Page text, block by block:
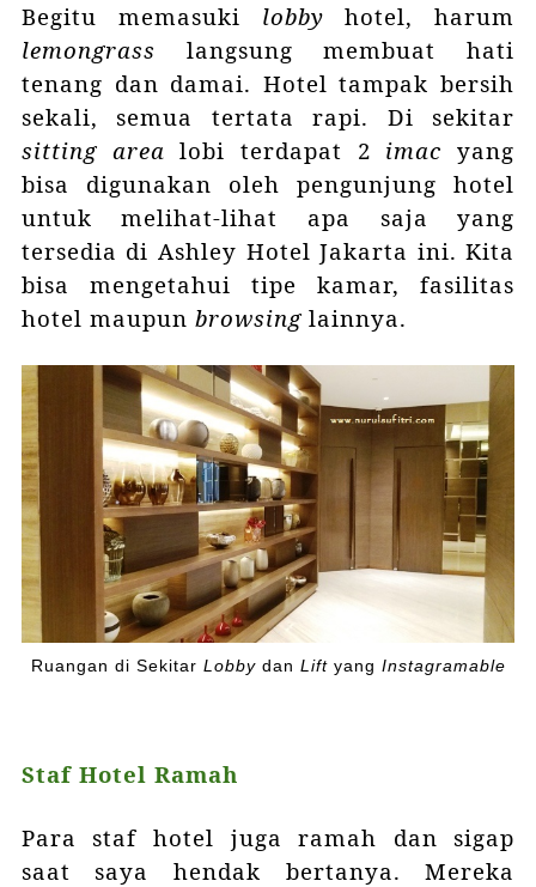
Begitu memasuki lobby hotel, harum
lemongrass langsung membuat hati
tenang dan damai. Hotel tampak bersih
sekali, semua tertata rapi. Di sekitar
sitting area lobi terdapat 2 imac yang
bisa digunakan oleh pengunjung hotel
untuk melihat-lihat apa saja yang
tersedia di Ashley Hotel Jakarta ini. Kita
bisa mengetahui tipe kamar, fasilitas
hotel maupun browsinglainnya.
Ruangan di Sekitar Lobbydan Liftyang Instagramable
Staf Hotel Ramah
Para staf hotel juga ramah dan sigap
saat saya hendak bertanya. Mereka